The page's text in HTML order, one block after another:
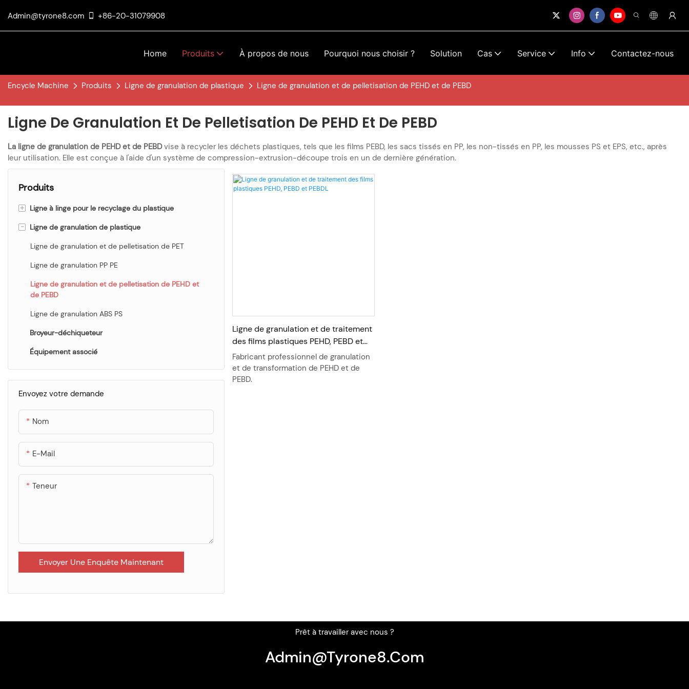
Admin@tyrone8.com +86-20-31079908
Home Produits À propos de nous Pourquoi nous choisir ? Solution Cas Service Info Contactez-nous
Encycle Machine Produits Ligne de granulation de plastique Ligne de granulation et de pelletisation de PEHD et de PEBD
Ligne De Granulation Et De Pelletisation De PEHD Et De PEBD
La ligne de granulation de PEHD et de PEBDvise à recycler les déchets plastiques, tels que les films PEBD, les sacs tissés en PP, les non-tissés en PP, les mousses PS et EPS, etc., après
leur utilisation. Elle est conçue à l'aide d'un système de compression-extrusion-découpe trois en un de dernière génération.
Produits
+ Ligne à linge pour le recyclage du plastique
Ligne de recyclage pour le lavage des bouteilles PET
Ligne de recyclage pour lavage difficile PP PE
Ligne de recyclage pour lavage doux PP PE
Ligne de recyclage pour le lavage de films
- Ligne de granulation de plastique
Ligne de granulation et de pelletisation de PET
Ligne de granulation PP PE
Ligne de granulation et de pelletisation de PEHD et
de PEBD
Ligne de granulation ABS PS
Broyeur-déchiqueteur
Équipement associé
Envoyez votre demande
Nom
E-Mail
Teneur
Envoyer Une Enquête Maintenant
Ligne de granulation et de traitement
des films plastiques PEHD, PEBD et
PEBDL
Fabricant professionnel de granulation
et de transformation de PEHD et de
PEBD.
Prêt à travailler avec nous ?
Admin@tyrone8.com